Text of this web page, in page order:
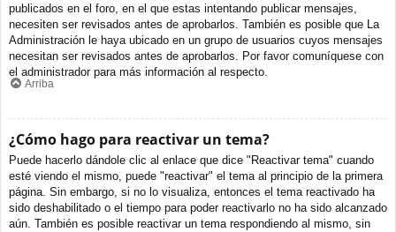
publicados en el foro, en el que estas intentando publicar mensajes,
necesiten ser revisados antes de aprobarlos. También es posible que La
Administración le haya ubicado en un grupo de usuarios cuyos mensajes
necesitan ser revisados antes de aprobarlos. Por favor comuníquese con
el administrador para más información al respecto.
Arriba
¿Cómo hago para reactivar un tema?
Puede hacerlo dándole clic al enlace que dice "Reactivar tema" cuando
esté viendo el mismo, puede "reactivar" el tema al principio de la primera
página. Sin embargo, si no lo visualiza, entonces el tema reactivado ha
sido deshabilitado o el tiempo para poder reactivarlo no ha sido alcanzado
aún. También es posible reactivar un tema respondiendo al mismo, sin